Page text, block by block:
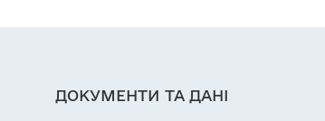
ДОКУМЕНТИ ТА ДАНІ